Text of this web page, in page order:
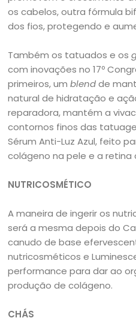
os cabelos, outra fórmula
dos fios, protegendo e
Também os tatuados e os
com inovações no 17º
primeiros, umblendde
natural de hidratação e
reparadora, mantém a
contornos finos das
Sérum Anti-Luz Azul, feito
colágeno na pele e a retina
NUTRICOSMÉTICO
A maneira de ingerir os
será a mesma depois do
canudo de base
nutricosméticos e
performance para dar ao
produção de colágeno.
CHÁS